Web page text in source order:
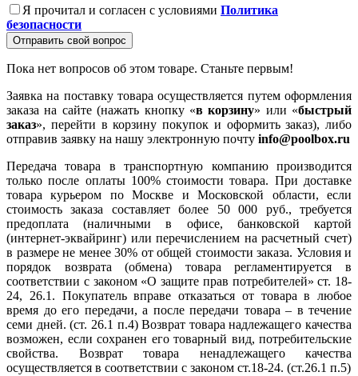
Я прочитал и согласен с условиями Политика
безопасности
Отправить свой вопрос
Пока нет вопросов об этом товаре. Станьте первым!
Заявка на поставку товара осуществляется путем оформления
заказа на сайте (нажать кнопку «в корзину» или «быстрый
заказ», перейти в корзину покупок и оформить заказ), либо
отправив заявку на нашу электронную почту info@poolbox.ru
Передача товара в транспортную компанию производится
только после оплаты 100% стоимости товара. При доставке
товара курьером по Москве и Московской области, если
стоимость заказа составляет более 50 000 руб., требуется
предоплата (наличными в офисе, банковской картой
(интернет-эквайринг) или перечислением на расчетный счет)
в размере не менее 30% от общей стоимости заказа. Условия и
порядок возврата (обмена) товара регламентируется в
соответствии с законом «О защите прав потребителей» ст. 18-
24, 26.1. Покупатель вправе отказаться от товара в любое
время до его передачи, а после передачи товара – в течение
семи дней. (ст. 26.1 п.4) Возврат товара надлежащего качества
возможен, если сохранен его товарный вид, потребительские
свойства. Возврат товара ненадлежащего качества
осуществляется в соответствии с законом ст.18-24. (ст.26.1 п.5)